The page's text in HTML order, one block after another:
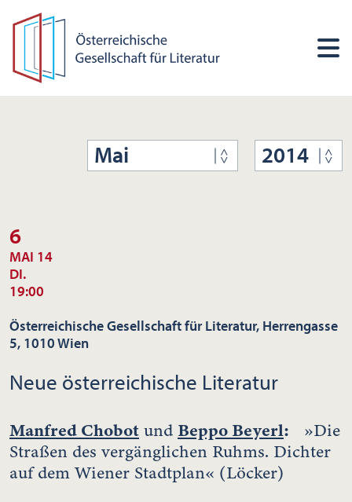
Mai 2014
6
MAI 14
DI.
19:00
Österreichische Gesellschaft für Literatur, Herrengasse
5, 1010 Wien
Neue österreichische Literatur
Manfred Chobot und Beppo Beyerl: »Die
Straßen des vergänglichen Ruhms. Dichter
auf dem Wiener Stadtplan« (Löcker)